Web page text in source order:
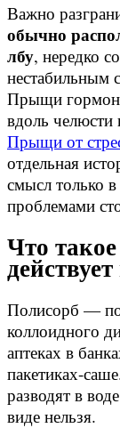
Важно
обычно
лбу, нередко
нестабильным
Прыщи
вдоль челюсти
Прыщи от
отдельная
смысл только
проблемами
Что
Полисорб —
коллоидного
аптеках в
пакетиках-
разводят в
виде нельзя.